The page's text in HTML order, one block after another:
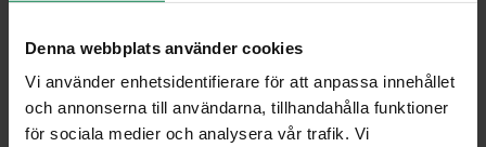
Denna webbplats använder cookies
Vi använder enhetsidentifierare för att anpassa innehållet
och annonserna till användarna, tillhandahålla funktioner
för sociala medier och analysera vår trafik. Vi
VAL­KO­KAA­LI / KE­RÄ­KAA­LI